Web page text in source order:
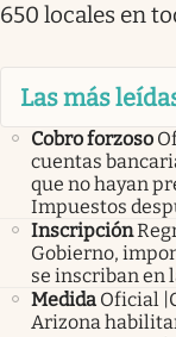
650 locales en
Las más
Cobro forzoso
cuentas
que no hayan
Impuestos
Inscripción
Gobierno,
se inscriban en
Medida Oficial
Arizona